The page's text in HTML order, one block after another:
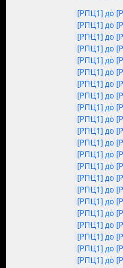
[РПЦ1] до
[РПЦ1] до
[РПЦ1] до
[РПЦ1] до
[РПЦ1] до
[РПЦ1] до
[РПЦ1] до
[РПЦ1] до
[РПЦ1] до
[РПЦ1] до
[РПЦ1] до
[РПЦ1] до
[РПЦ1] до
[РПЦ1] до
[РПЦ1] до
[РПЦ1] до
[РПЦ1] до
[РПЦ1] до
[РПЦ1] до
[РПЦ1] до
[РПЦ1] до
[РПЦ1] до